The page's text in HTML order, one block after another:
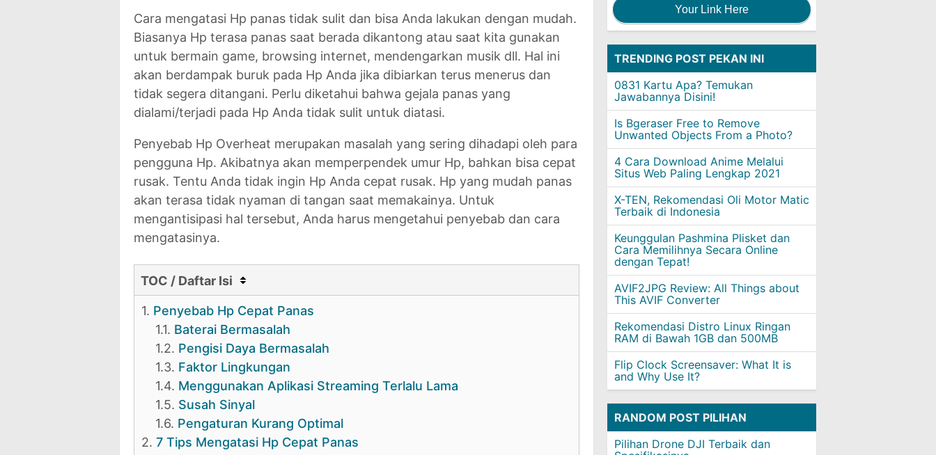
Cara mengatasi Hp panas tidak sulit dan bisa Anda lakukan dengan mudah.
Biasanya Hp terasa panas saat berada dikantong atau saat kita gunakan
untuk bermain game, browsing internet, mendengarkan musik dll. Hal ini
akan berdampak buruk pada Hp Anda jika dibiarkan terus menerus dan
tidak segera ditangani. Perlu diketahui bahwa gejala panas yang
dialami/terjadi pada Hp Anda tidak sulit untuk diatasi.
Penyebab Hp Overheat merupakan masalah yang sering dihadapi oleh para
pengguna Hp. Akibatnya akan memperpendek umur Hp, bahkan bisa cepat
rusak. Tentu Anda tidak ingin Hp Anda cepat rusak. Hp yang mudah panas
akan terasa tidak nyaman di tangan saat memakainya. Untuk
mengantisipasi hal tersebut, Anda harus mengetahui penyebab dan cara
mengatasinya.
TOC / Daftar Isi
1. Penyebab Hp Cepat Panas
1.1. Baterai Bermasalah
1.2. Pengisi Daya Bermasalah
1.3. Faktor Lingkungan
1.4. Menggunakan Aplikasi Streaming Terlalu Lama
1.5. Susah Sinyal
1.6. Pengaturan Kurang Optimal
2. 7 Tips Mengatasi Hp Cepat Panas
Your Link Here
TRENDING POST PEKAN INI
0831 Kartu Apa? Temukan
Jawabannya Disini!
Is Bgeraser Free to Remove
Unwanted Objects From a Photo?
4 Cara Download Anime Melalui
Situs Web Paling Lengkap 2021
X-TEN, Rekomendasi Oli Motor Matic
Terbaik di Indonesia
Keunggulan Pashmina Plisket dan
Cara Memilihnya Secara Online
dengan Tepat!
AVIF2JPG Review: All Things about
This AVIF Converter
Rekomendasi Distro Linux Ringan
RAM di Bawah 1GB dan 500MB
Flip Clock Screensaver: What It is
and Why Use It?
RANDOM POST PILIHAN
Pilihan Drone DJI Terbaik dan